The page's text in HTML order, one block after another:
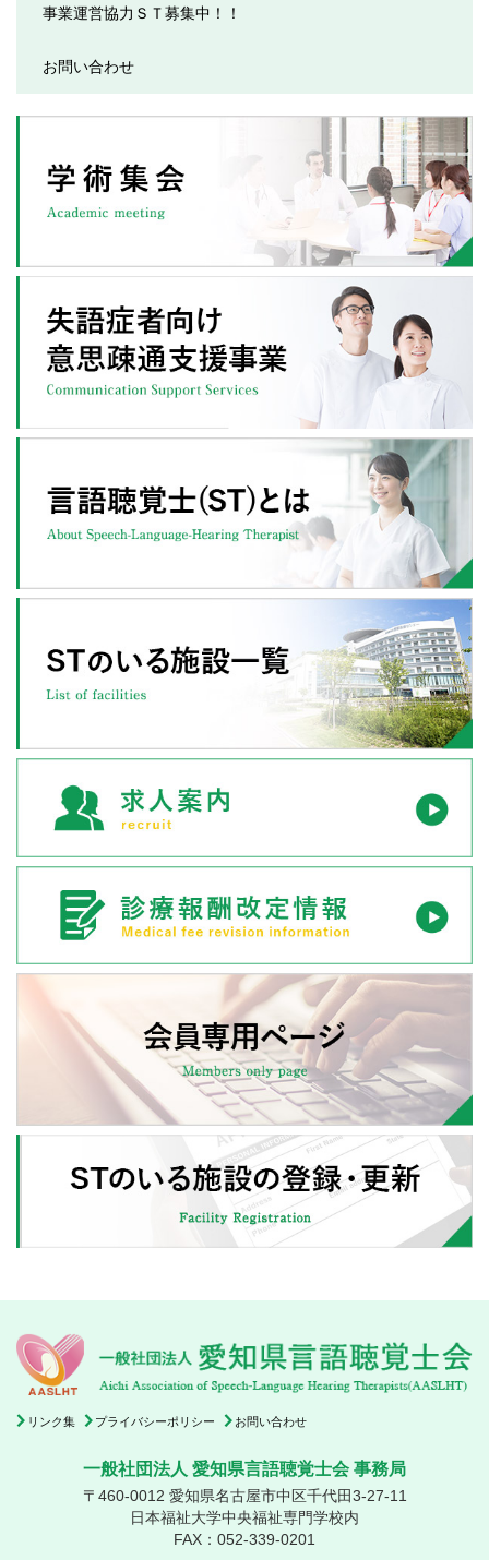
事業運営協力ＳＴ募集中！！
お問い合わせ
リンク集 プライバシーポリシー お問い合わせ
一般社団法人 愛知県言語聴覚士会 事務局
〒460-0012 愛知県名古屋市中区千代田3-27-11
日本福祉大学中央福祉専門学校内
FAX：052-339-0201